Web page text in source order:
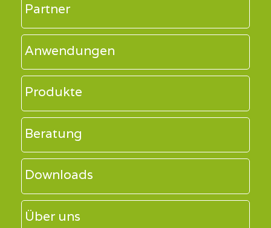
Partner
Anwendungen
Produkte
Beratung
Downloads
Über uns